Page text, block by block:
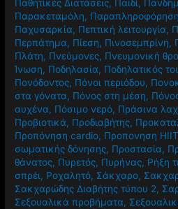
Παθητικές Διατάσεις, Παιδί,
Παρακεταμόλη, Παραπληροφόρηση
Παχυσαρκία, Πεπτική λειτουργία,
Περπάτημα, Πίεση, Πινοσεμπρίνη,
Πλάτη, Πνεύμονες, Πνευμονική
Ίνωση, Ποδηλασία, Ποδηλατικός
Πονόδοντος, Πόνοι περιόδου,
στα γόνατα, Πόνος στη μέση,
αυχένα, Πόσιμο νερό, Πράσινα
Προβιοτικά, Προδιαβήτης,
Προπόνηση cardio, Προπονηση HIIT
σωματικής δόνησης, Προστασία,
θάνατος, Πυρετός, Πυρήνας, Ρήξη
σπρέι, Ροχαλητό, Σάκχαρο,
Σακχαρώδης Διαβήτης τύπου 2,
Σεξουαλικά προβήματα,